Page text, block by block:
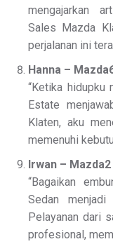
mengajarkan
Sales Mazda
perjalanan ini
Hanna –
“Ketika hidupku
Estate
Klaten, aku
memenuhi
Irwan –
“Bagaikan
Sedan
Pelayanan dari
profesional,